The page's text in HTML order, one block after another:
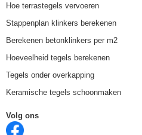
Hoe terrastegels vervoeren
Stappenplan klinkers berekenen
Berekenen betonklinkers per m2
Hoeveelheid tegels berekenen
Tegels onder overkapping
Keramische tegels schoonmaken
Volg ons